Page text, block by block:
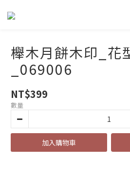
櫸木月餅木印_花
_069006
NT$399
數量
加入購物車